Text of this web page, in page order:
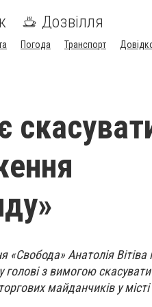
Дозвілля
Погода Транспорт
Анатолія Вітіва
з вимогою
майданчиків у